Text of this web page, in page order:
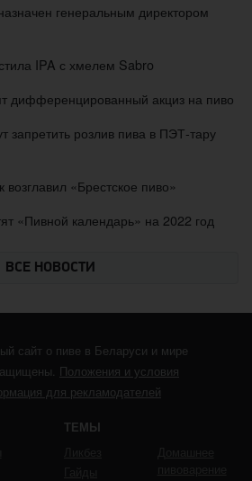
генеральным директором
IPA с хмелем Sabro
дифференцированный акциз на пиво
запретить розлив пива в ПЭТ-тару
возглавил «Брестское пиво»
«Пивной календарь» на 2022 год
ВСЕ НОВОСТИ
сайт о пиве в Беларуси и мире
Положения и условия
для рекламодателей
ТЕМЫ